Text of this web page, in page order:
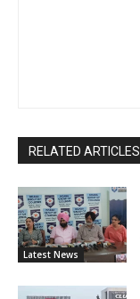
RELATED ARTICLES
Latest News